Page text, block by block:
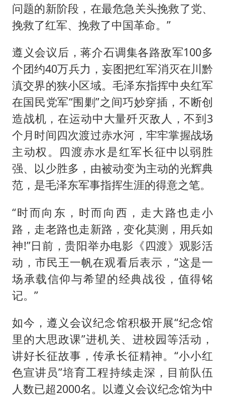
问题的新阶段，在最危急关头挽救了党、
挽救了红军、挽救了中国革命。”
遵义会议后，蒋介石调集各路敌军100多
个团约40万兵力，妄图把红军消灭在川黔
滇交界的狭小区域。毛泽东指挥中央红军
在国民党军“围剿”之间巧妙穿插，不断创
造战机，在运动中大量歼灭敌人，不到3
个月时间四次渡过赤水河，牢牢掌握战场
主动权。四渡赤水是红军长征中以弱胜
强、以少胜多，由被动变为主动的光辉典
范，是毛泽东军事指挥生涯的得意之笔。
“时而向东，时而向西，走大路也走小
路，走老路也走新路，变化莫测，用兵如
神!”日前，贵阳举办电影《四渡》观影活
动，市民王一帆在观看后表示，“这是一
场承载信仰与希望的经典战役，值得铭
记。”
如今，遵义会议纪念馆积极开展“纪念馆
里的大思政课”进机关、进校园等活动，
讲好长征故事，传承长征精神。“小小红
色宣讲员”培育工程持续走深，目前队伍
人数已超2000名。以遵义会议纪念馆为中